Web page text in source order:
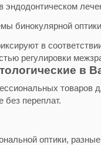
эндодонтическом
бинокулярной
в
регулировки
в
товаров
без переплат.
оптики,